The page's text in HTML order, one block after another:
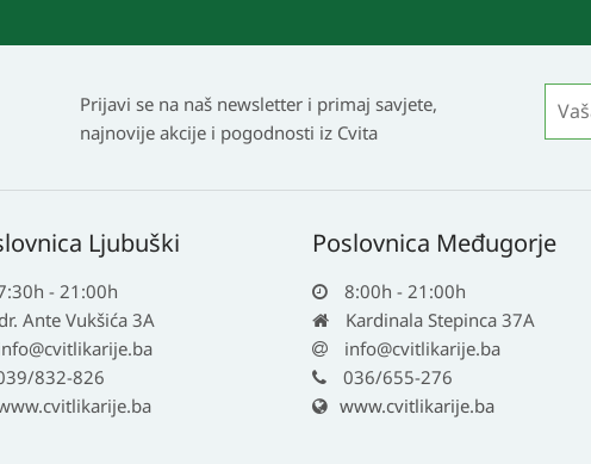
Prijavi se na naš newsletter i primaj savjete,
najnovije akcije i pogodnosti iz Cvita
Ljubuški
- 21:00h
Ante Vukšića 3A
832-826
Poslovnica Međugorje
8:00h - 21:00h
Kardinala Stepinca 37A
info@cvitlikarije.ba
036/655-276
www.cvitlikarije.ba